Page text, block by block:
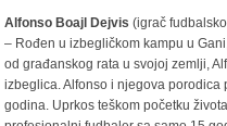
Alfonso Boajl Dejvis (igrač
– Rođen u izbegličkom kampu u
od građanskog rata u svojoj zemlji,
izbeglica. Alfonso i njegova
godina. Uprkos teškom početku